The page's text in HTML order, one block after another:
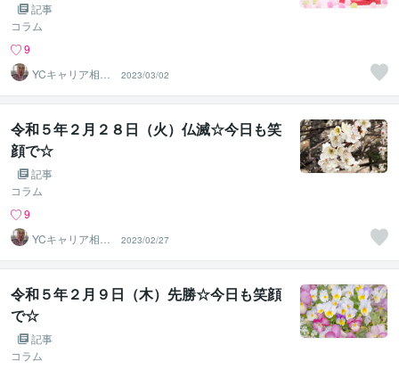
記事
コラム
9
YCキャリア相談
2023/03/02
令和５年２月２８日（火）仏滅☆今日も笑
顔で☆
記事
コラム
9
YCキャリア相談
2023/02/27
令和５年２月９日（木）先勝☆今日も笑顔
で☆
記事
コラム